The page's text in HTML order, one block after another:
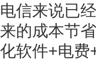
电信来说已
来的成本节
化软件+电费